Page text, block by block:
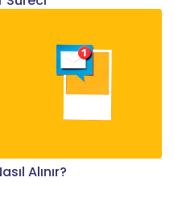
Alınır?